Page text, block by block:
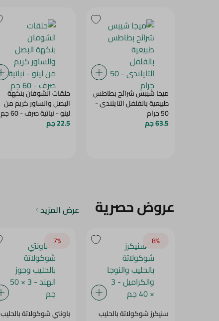
ميجا شيبس شرائح بطاطس
طبيعية بالفلفل التايلندى -
50 جرام
63.5 جم
حلقات الشوفان بنكهة
البصل والساور كريم من
لينو - نباتية صرف - 60 جم
22.5 جم
عروض حصرية عرض المزيد
8‎%‎
سنيكرز شوكولاتة بالحليب
7‎%‎
باونتي شوكولاتة بالحليب